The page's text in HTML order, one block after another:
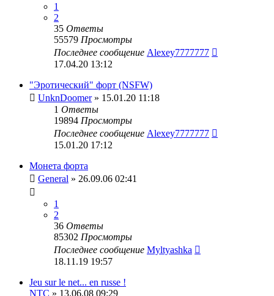
1
2
35 Ответы
55579 Просмотры
Последнее сообщение Alexey7777777
17.04.20 13:12
"Эротический" форт (NSFW)
UnknDoomer» 15.01.20 11:18
1 Ответы
19894 Просмотры
Последнее сообщение Alexey7777777
15.01.20 17:12
Монета форта
General » 26.09.06 02:41
1
2
36 Ответы
85302 Просмотры
Последнее сообщение Myltyashka
18.11.19 19:57
Jeu sur le net... en russe !
NTC » 13.06.08 09:29